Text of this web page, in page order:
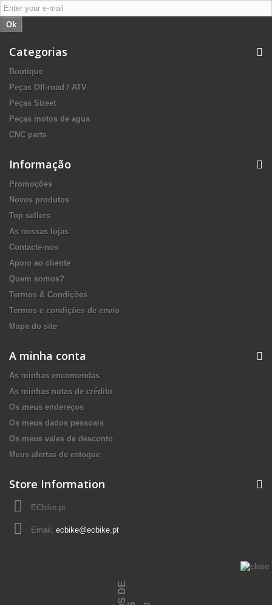
Ok
Categorias
Boutique
Peças Off-road / ATV
Peças Street
Peças motos de agua
CNC parts
Informação
Promoções
Novos produtos
Top sellers
As nossas lojas
Contacte-nos
Apoio ao cliente
Quem somos?
Termos & Condições
Termos e condições de envio
Mapa do site
A minha conta
As minhas encomendas
As minhas notas de crédito
Os meus endereços
Os meus dados pessoais
Os meus vales de desconto
Meus alertas de estoque
Store Information
ECbike.pt
Email: ecbike@ecbike.pt